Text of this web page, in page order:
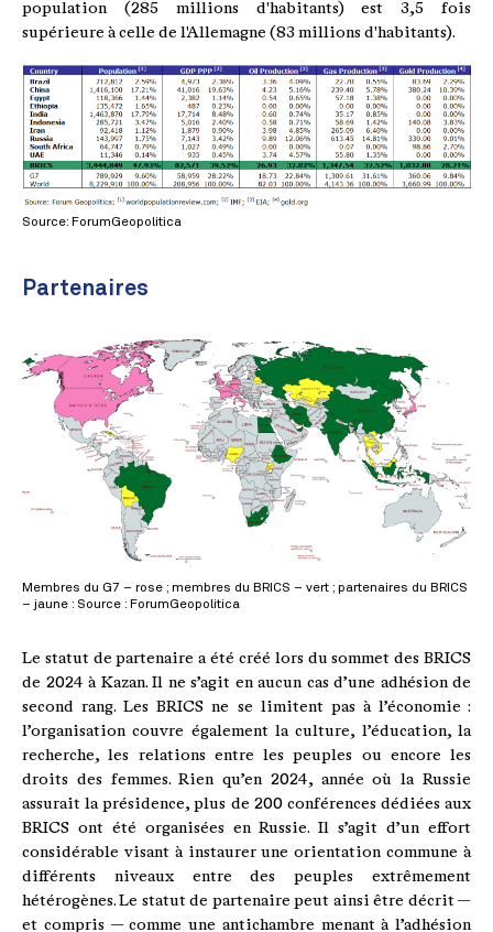
population (285 millions d'habitants) est 3,5 fois
supérieure à celle de l'Allemagne (83 millions d'habitants).
Source: ForumGeopolitica
Partenaires
Membres du G7 – rose ; membres du BRICS – vert ; partenaires du BRICS
– jaune : Source : ForumGeopolitica
Le statut de partenaire a été créé lors du sommet des BRICS
de 2024 à Kazan. Il ne s’agit en aucun cas d’une adhésion de
second rang. Les BRICS ne se limitent pas à l’économie :
l’organisation couvre également la culture, l’éducation, la
recherche, les relations entre les peuples ou encore les
droits des femmes. Rien qu’en 2024, année où la Russie
assurait la présidence, plus de 200 conférences dédiées aux
BRICS ont été organisées en Russie. Il s’agit d’un effort
considérable visant à instaurer une orientation commune à
différents niveaux entre des peuples extrêmement
hétérogènes. Le statut de partenaire peut ainsi être décrit —
et compris — comme une antichambre menant à l’adhésion